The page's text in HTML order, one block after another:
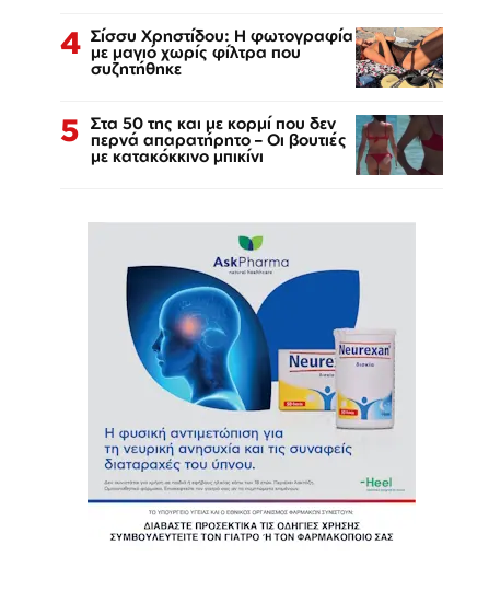
4 Σίσσυ Χρηστίδου: Η φωτογραφία
με μαγιό χωρίς φίλτρα που
συζητήθηκε
5 Στα 50 της και με κορμί που δεν
περνά απαρατήρητο – Οι βουτιές
με κατακόκκινο μπικίνι